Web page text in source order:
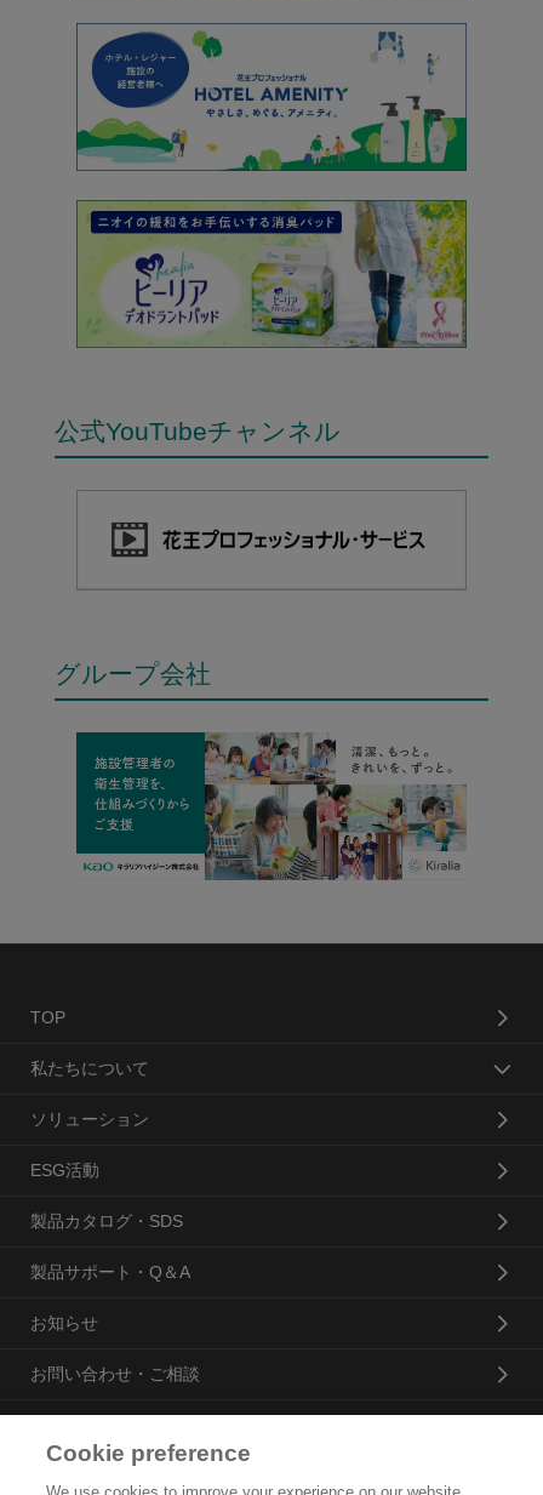
公式YouTubeチャンネル
グループ会社
TOP
私たちについて
ソリューション
ESG活動
製品カタログ・SDS
製品サポート・Q＆A
お知らせ
お問い合わせ・ご相談
Cookie preference